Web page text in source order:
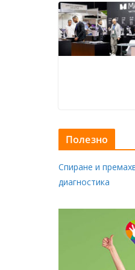
Полезно
Спиране и
диагностика